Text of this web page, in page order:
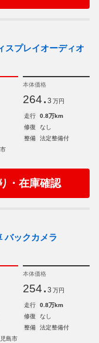
スプレイオーディオ
本体価格
264. 3 万円
走行
0.8万km
修復
なし
整備
法定整備付
・在庫確認
バックカメラ
本体価格
254. 3 万円
走行
0.8万km
修復
なし
整備
法定整備付
島市